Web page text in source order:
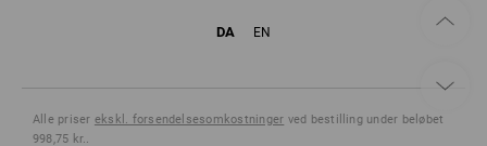
DA EN
Alle priser ekskl. forsendelsesomkostninger ved bestilling under beløbet
998,75 kr..